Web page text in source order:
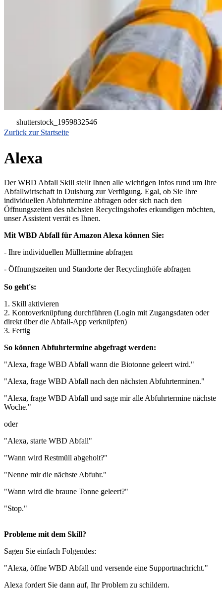
shutterstock_1959832546
Zurück zur Startseite
Alexa
Der WBD Abfall Skill stellt Ihnen alle wichtigen Infos rund um Ihre
Abfallwirtschaft in Duisburg zur Verfügung. Egal, ob Sie Ihre
individuellen Abfuhrtermine abfragen oder sich nach den
Öffnungszeiten des nächsten Recyclingshofes erkundigen möchten,
unser Assistent verrät es Ihnen.
Mit WBD Abfall für Amazon Alexa können Sie:
- Ihre individuellen Mülltermine abfragen
- Öffnungszeiten und Standorte der Recyclinghöfe abfragen
So geht's:
1. Skill aktivieren
2. Kontoverknüpfung durchführen (Login mit Zugangsdaten oder
direkt über die Abfall-App verknüpfen)
3. Fertig
So können Abfuhrtermine abgefragt werden:
"Alexa, frage WBD Abfall wann die Biotonne geleert wird."
"Alexa, frage WBD Abfall nach den nächsten Abfuhrterminen."
"Alexa, frage WBD Abfall und sage mir alle Abfuhrtermine nächste
Woche."
oder
"Alexa, starte WBD Abfall"
"Wann wird Restmüll abgeholt?"
"Nenne mir die nächste Abfuhr."
"Wann wird die braune Tonne geleert?"
"Stop."
Probleme mit dem Skill?
Sagen Sie einfach Folgendes:
"Alexa, öffne WBD Abfall und versende eine Supportnachricht."
Alexa fordert Sie dann auf, Ihr Problem zu schildern.